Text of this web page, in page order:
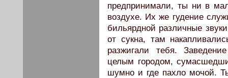
предпринимали, ты ни в
воздухе. Их же гудение
бильярдной различные
от сукна, там
разжигали тебя.
целым городом,
шумно и где пахло мочой.